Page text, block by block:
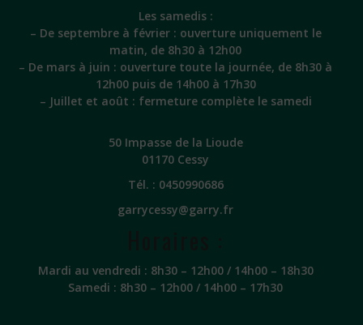
Les samedis :
– De septembre à février : ouverture uniquement le
matin, de 8h30 à 12h00
– De mars à juin : ouverture toute la journée, de 8h30 à
12h00 puis de 14h00 à 17h30
– Juillet et août : fermeture complète le samedi
50 Impasse de la Lioude
01170 Cessy
Tél. : 0450990686
garrycessy@garry.fr
Mardi au vendredi : 8h30 – 12h00 / 14h00 – 18h30
Samedi : 8h30 – 12h00 / 14h00 – 17h30